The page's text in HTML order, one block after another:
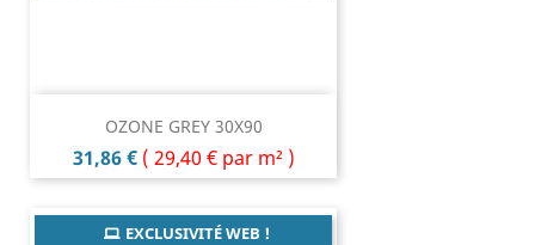
OZONE GREY 30X90
Prix
31,86 € ( 29,40 € par m² )
EXCLUSIVITÉ WEB !